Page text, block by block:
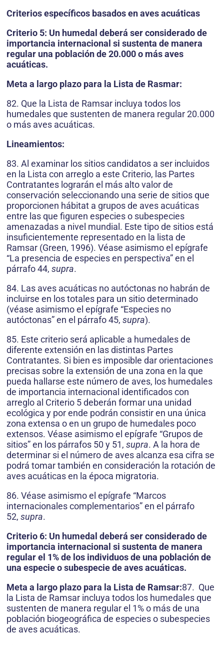
Criterios específicos basados en aves acuáticas
Criterio 5: Un humedal deberá ser considerado de
importancia internacional si sustenta de manera
regular una población de 20.000 o más aves
acuáticas.
Meta a largo plazo para la Lista de Rasmar:
82. Que la Lista de Ramsar incluya todos los
humedales que sustenten de manera regular 20.000
o más aves acuáticas.
Lineamientos:
83. Al examinar los sitios candidatos a ser incluidos
en la Lista con arreglo a este Criterio, las Partes
Contratantes lograrán el más alto valor de
conservación seleccionando una serie de sitios que
proporcionen hábitat a grupos de aves acuáticas
entre las que figuren especies o subespecies
amenazadas a nivel mundial. Este tipo de sitios está
insuficientemente representado en la lista de
Ramsar (Green, 1996). Véase asimismo el epígrafe
“La presencia de especies en perspectiva” en el
párrafo 44, supra.
84. Las aves acuáticas no autóctonas no habrán de
incluirse en los totales para un sitio determinado
(véase asimismo el epígrafe “Especies no
autóctonas” en el párrafo 45, supra).
85. Este criterio será aplicable a humedales de
diferente extensión en las distintas Partes
Contratantes. Si bien es imposible dar orientaciones
precisas sobre la extensión de una zona en la que
pueda hallarse este número de aves, los humedales
de importancia internacional identificados con
arreglo al Criterio 5 deberán formar una unidad
ecológica y por ende podrán consistir en una única
zona extensa o en un grupo de humedales poco
extensos. Véase asimismo el epígrafe “Grupos de
sitios” en los párrafos 50 y 51, supra. A la hora de
determinar si el número de aves alcanza esa cifra se
podrá tomar también en consideración la rotación de
aves acuáticas en la época migratoria.
86. Véase asimismo el epígrafe “Marcos
internacionales complementarios” en el párrafo
52, supra.
Criterio 6: Un humedal deberá ser considerado de
importancia internacional si sustenta de manera
regular el 1% de los individuos de una población de
una especie o subespecie de aves acuáticas.
Meta a largo plazo para la Lista de Ramsar:87. Que
la Lista de Ramsar incluya todos los humedales que
sustenten de manera regular el 1% o más de una
población biogeográfica de especies o subespecies
de aves acuáticas.